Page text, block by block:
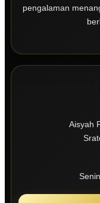
pengalaman
Aisyah